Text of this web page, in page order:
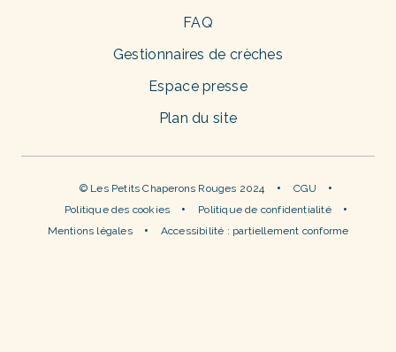
FAQ
Gestionnaires de crèches
Espace presse
Plan du site
© Les Petits Chaperons Rouges 2024
CGU
Politique des cookies
Politique de confidentialité
Mentions légales
Accessibilité : partiellement conforme